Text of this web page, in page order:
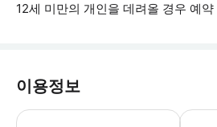
12세 미만의 개인을 데려올 경우 예
이용정보
가져오